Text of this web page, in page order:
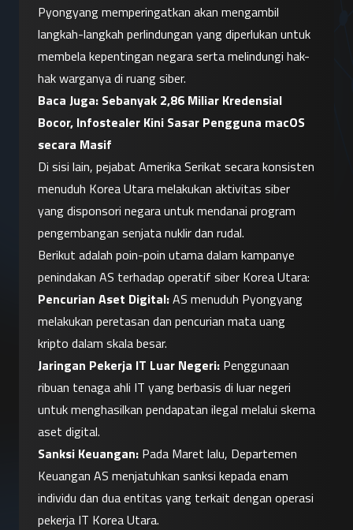
Pyongyang memperingatkan akan mengambil
langkah-langkah perlindungan yang diperlukan untuk
membela kepentingan negara serta melindungi hak-
hak warganya di ruang siber.
Baca Juga: Sebanyak 2,86 Miliar Kredensial
Bocor, Infostealer Kini Sasar Pengguna macOS
secara Masif
Di sisi lain, pejabat Amerika Serikat secara konsisten
menuduh Korea Utara melakukan aktivitas siber
yang disponsori negara untuk mendanai program
pengembangan senjata nuklir dan rudal.
Berikut adalah poin-poin utama dalam kampanye
penindakan AS terhadap operatif siber Korea Utara:
Pencurian Aset Digital: AS menuduh Pyongyang
melakukan peretasan dan pencurian mata uang
kripto dalam skala besar.
Jaringan Pekerja IT Luar Negeri: Penggunaan
ribuan tenaga ahli IT yang berbasis di luar negeri
untuk menghasilkan pendapatan ilegal melalui skema
aset digital.
Sanksi Keuangan: Pada Maret lalu, Departemen
Keuangan AS menjatuhkan sanksi kepada enam
individu dan dua entitas yang terkait dengan operasi
pekerja IT Korea Utara.